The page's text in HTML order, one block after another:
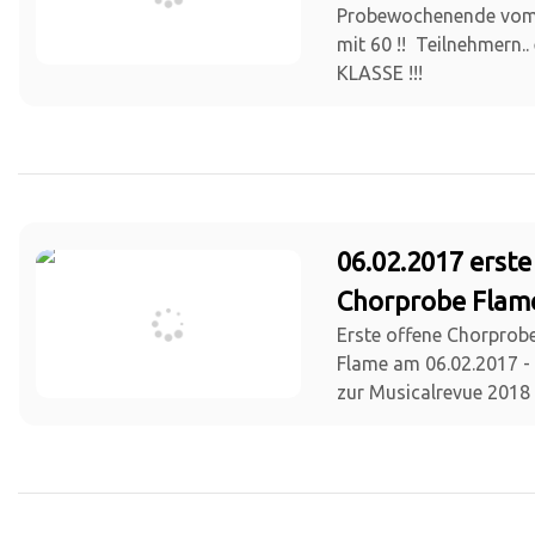
Probewochenende
mit 60 !!
KLASSE !!!
06.02.2017
Chorprobe
Erste offene
Flame am 06.02.2017
zur Musicalrevue 2018